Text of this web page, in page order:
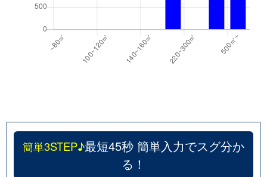
簡単3STEP♪最短45秒 簡単入力でスグ分か
る！